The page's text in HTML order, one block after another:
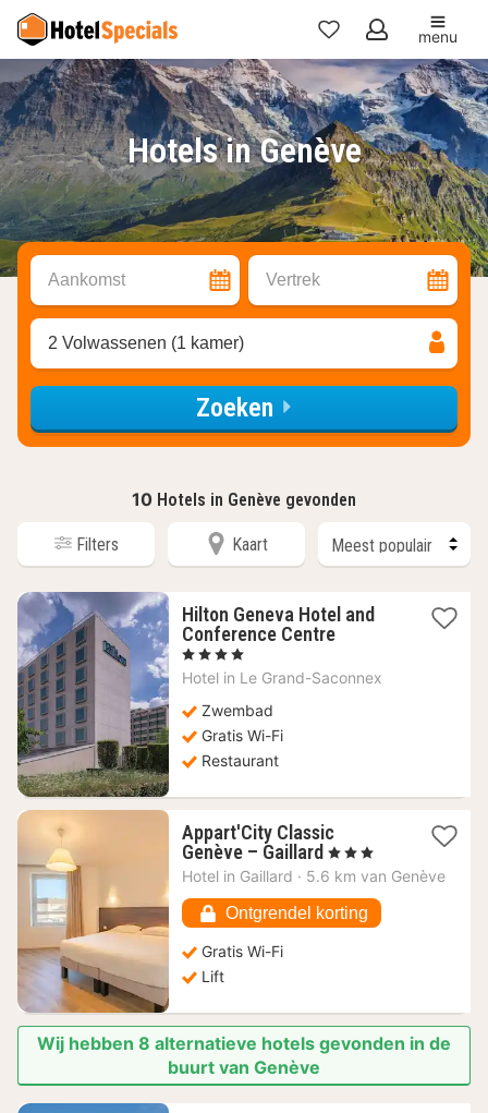
Mijn
favorieten
menu
Hotels in Genève
Aankomst Vertrek
2 Volwassenen (1 kamer)
Zoeken
10 Hotels in Genève gevonden
Filters Kaart
Hilton Geneva Hotel and
Conference Centre1
vanaf
, 4 Sterren
Hotel in Le Grand-Saconnex
Zwembad
Gratis Wi-Fi
Restaurant
Appart'City Classic
Genève – Gaillard 1
nacht
59,19
€
, 3 Sterren
Hotel in Gaillard · 5.6 km van Genève
Ontgrendel korting
Gratis Wi-Fi
Lift
Wij hebben 8 alternatieve hotels gevonden in de
buurt van Genève